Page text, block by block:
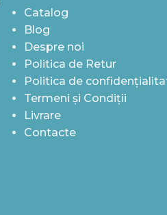
Catalog
Blog
Despre noi
Politica de Retur
Politica de
Termeni și Condiții
Livrare
Contacte